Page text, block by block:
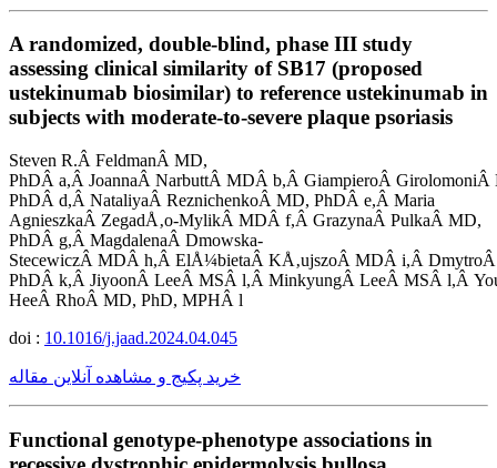
A randomized, double-blind, phase III study
assessing clinical similarity of SB17 (proposed
ustekinumab biosimilar) to reference ustekinumab in
subjects with moderate-to-severe plaque psoriasis
Steven R.Â FeldmanÂ MD,
PhDÂ a,Â JoannaÂ NarbuttÂ MDÂ b,Â GiampieroÂ
PhDÂ d,Â NataliyaÂ ReznichenkoÂ MD, PhDÂ e,Â Maria
AgnieszkaÂ ZegadÅ‚o-MylikÂ MDÂ f,Â GrazynaÂ PulkaÂ MD,
PhDÂ g,Â MagdalenaÂ Dmowska-
StecewiczÂ MDÂ h,Â ElÅ¼bietaÂ KÅ‚ujszoÂ MDÂ i,Â
PhDÂ k,Â JiyoonÂ LeeÂ MSÂ l,Â MinkyungÂ LeeÂ MSÂ l,Â
HeeÂ RhoÂ MD, PhD, MPHÂ l
doi : 10.1016/j.jaad.2024.04.045
خرید پکیج و مشاهده آنلاین مقاله
Functional genotype-phenotype associations in